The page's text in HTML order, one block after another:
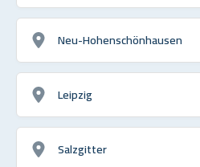
Neu-Hohenschönhausen
Leipzig
Salzgitter